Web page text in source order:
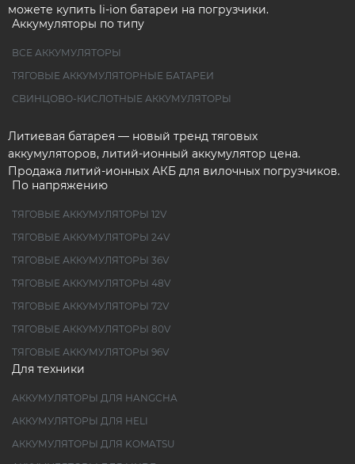
можете купить li-ion батареи на погрузчики.
Аккумуляторы по типу
ВСЕ АККУМУЛЯТОРЫ
ТЯГОВЫЕ АККУМУЛЯТОРНЫЕ БАТАРЕИ
СВИНЦОВО-КИСЛОТНЫЕ АККУМУЛЯТОРЫ
Литиевая батарея — новый тренд тяговых
аккумуляторов, литий-ионный аккумулятор цена.
Продажа литий-ионных АКБ для вилочных погрузчиков.
По напряжению
ТЯГОВЫЕ АККУМУЛЯТОРЫ 12V
ТЯГОВЫЕ АККУМУЛЯТОРЫ 24V
ТЯГОВЫЕ АККУМУЛЯТОРЫ 36V
ТЯГОВЫЕ АККУМУЛЯТОРЫ 48V
ТЯГОВЫЕ АККУМУЛЯТОРЫ 72V
ТЯГОВЫЕ АККУМУЛЯТОРЫ 80V
ТЯГОВЫЕ АККУМУЛЯТОРЫ 96V
Для техники
АККУМУЛЯТОРЫ ДЛЯ HANGCHA
АККУМУЛЯТОРЫ ДЛЯ HELI
АККУМУЛЯТОРЫ ДЛЯ KOMATSU